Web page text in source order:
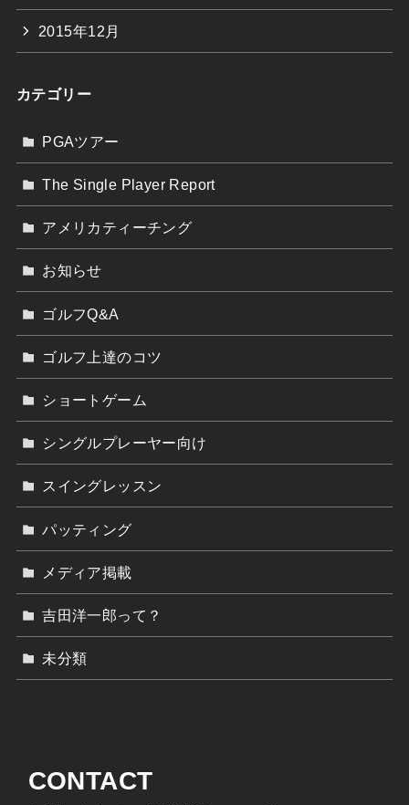
2015年12月
カテゴリー
PGAツアー
The Single Player Report
アメリカティーチング
お知らせ
ゴルフQ&A
ゴルフ上達のコツ
ショートゲーム
シングルプレーヤー向け
スイングレッスン
パッティング
メディア掲載
吉田洋一郎って？
未分類
CONTACT